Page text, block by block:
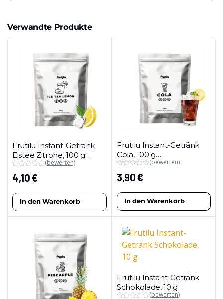
Verwandte Produkte
Frutilu Instant-Getränk
Eistee Zitrone, 100 g
(Maxipackung)
(bewerten)
4,10€
In den Warenkorb
Frutilu Instant-Getränk
Cola, 100 g
(Maxipackung)
(bewerten)
3,90€
In den Warenkorb
Frutilu Instant-Getränk
Schokolade, 10 g
(bewerten)